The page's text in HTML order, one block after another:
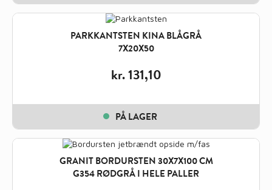
PARKKANTSTEN KINA BLÅGRÅ
7X20X50
kr.131,10
PÅ LAGER
GRANIT BORDURSTEN 30X7X100 CM
G354 RØDGRÅ I HELE PALLER